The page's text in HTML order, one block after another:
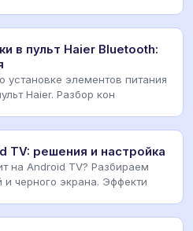
в пульт Haier Bluetooth:
установке элементов питания
Haier. Разбор кон
TV: решения и настройка
на Android TV? Разбираем
черного экрана. Эффекти